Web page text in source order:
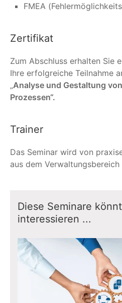
FMEA
Zertifikat
Zum Abschluss erhalten Sie
Ihre erfolgreiche Teilnahme
„Analyse und Gestaltung
Prozessen“.
Trainer
Das Seminar wird von
aus dem
Diese Seminare
interessieren ...